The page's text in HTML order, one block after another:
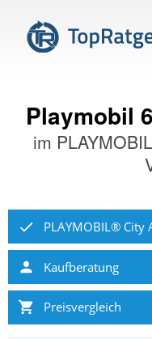
Playmobil
im
PLAYMOBIL® City
Kaufberatung
Preisvergleich